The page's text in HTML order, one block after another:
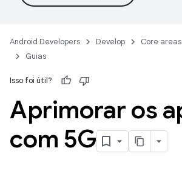
Android Developers Develop Core areas
Guias
Isso foi útil?
Aprimorar os
com 5G